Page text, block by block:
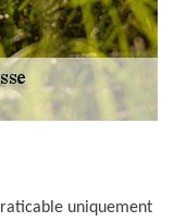
uniquement